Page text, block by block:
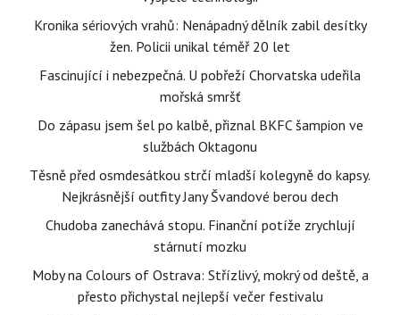
Kronika sériových vrahů: Nenápadný dělník zabil desítky
žen. Policii unikal téměř 20 let
Fascinující i nebezpečná. U pobřeží Chorvatska udeřila
mořská smršť
Do zápasu jsem šel po kalbě, přiznal BKFC šampion ve
službách Oktagonu
Těsně před osmdesátkou strčí mladší kolegyně do kapsy.
Nejkrásnější outfity Jany Švandové berou dech
Chudoba zanechává stopu. Finanční potíže zrychlují
stárnutí mozku
Moby na Colours of Ostrava: Střízlivý, mokrý od deště, a
přesto přichystal nejlepší večer festivalu